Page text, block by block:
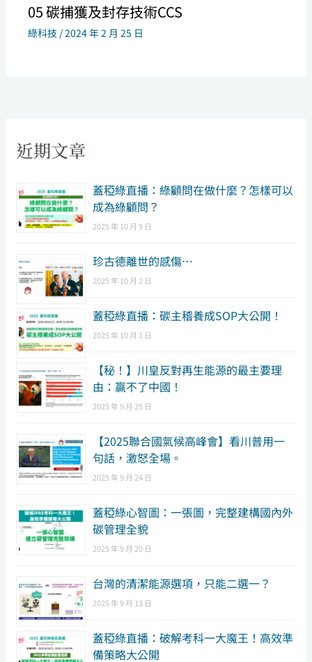
05 碳捕獲及封存技術CCS
綠科技 /2024 年 2 月 25 日
近期文章
​蓋稏綠直播：綠顧問在做什麼？怎樣可以
成為綠顧問？
2025 年 10 月 9 日
珍古德離世的感傷…
2025 年 10 月 2 日
蓋稏綠直播：碳主稽養成SOP大公開！
2025 年 10 月 1 日
【秘！】川皇反對再生能源的最主要理
由：贏不了中國！
2025 年 9 月 25 日
【2025聯合國氣候高峰會】看川普用一
句話，激怒全場。
2025 年 9 月 24 日
蓋稏綠心智圖：一張圖，完整建構國內外
碳管理全貌
2025 年 9 月 20 日
台灣的清潔能源選項，只能二選一？
2025 年 9 月 13 日
蓋稏綠直播：破解考科一大魔王！高效準
備策略大公開